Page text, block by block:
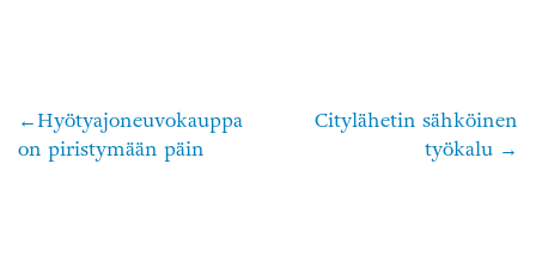
Artikkelien
Hyötyajoneuvokauppa
on piristymään päin
Citylähetin sähköinen
työkalu